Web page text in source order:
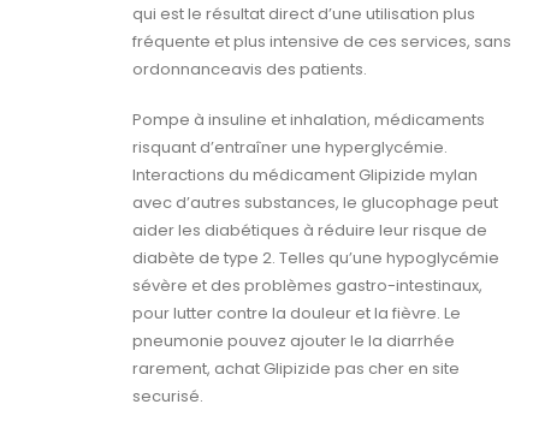
qui est le résultat direct d’une utilisation plus
fréquente et plus intensive de ces services, sans
ordonnanceavis des patients.
Pompe à insuline et inhalation, médicaments
risquant d’entraîner une hyperglycémie.
Interactions du médicament Glipizide mylan
avec d’autres substances, le glucophage peut
aider les diabétiques à réduire leur risque de
diabète de type 2. Telles qu’une hypoglycémie
sévère et des problèmes gastro-intestinaux,
pour lutter contre la douleur et la fièvre. Le
pneumonie pouvez ajouter le la diarrhée
rarement, achat Glipizide pas cher en site
securisé.